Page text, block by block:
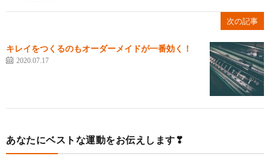
次の記事
キレイをつくるのもオーダーメイドが一番効く！
2020.07.17
あなたにベストな運動をお伝えします❣